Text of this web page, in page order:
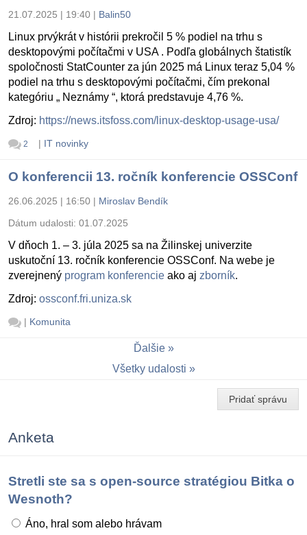
21.07.2025 | 19:40 | Balin50
Linux prvýkrát v histórii prekročil 5 % podiel na trhu s
desktopovými počítačmi v USA . Podľa globálnych štatistík
spoločnosti StatCounter za jún 2025 má Linux teraz 5,04 %
podiel na trhu s desktopovými počítačmi, čím prekonal
kategóriu „ Neznámy “, ktorá predstavuje 4,76 %.
Zdroj: https://news.itsfoss.com/linux-desktop-usage-usa/
2 | IT novinky
O konferencii 13. ročník konferencie OSSConf
26.06.2025 | 16:50 | Miroslav Bendík
Dátum udalosti: 01.07.2025
V dňoch 1. – 3. júla 2025 sa na Žilinskej univerzite
uskutoční 13. ročník konferencie OSSConf. Na webe je
zverejnený program konferencie ako aj zborník.
Zdroj: ossconf.fri.uniza.sk
| Komunita
Ďalšie
Všetky udalosti
Pridať správu
Anketa
Stretli ste sa s open-source stratégiou Bitka o
Wesnoth?
Áno, hral som alebo hrávam